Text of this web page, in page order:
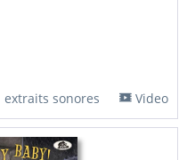
extraits sonores Video